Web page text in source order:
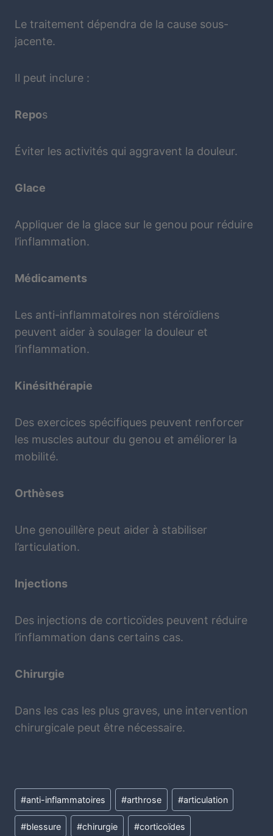
Le traitement dépendra de la cause sous-
jacente.
Il peut inclure :
Repos
Éviter les activités qui aggravent la douleur.
Glace
Appliquer de la glace sur le genou pour réduire
l’inflammation.
Médicaments
Les anti-inflammatoires non stéroïdiens
peuvent aider à soulager la douleur et
l’inflammation.
Kinésithérapie
Des exercices spécifiques peuvent renforcer
les muscles autour du genou et améliorer la
mobilité.
Orthèses
Une genouillère peut aider à stabiliser
l’articulation.
Injections
Des injections de corticoïdes peuvent réduire
l’inflammation dans certains cas.
Chirurgie
Dans les cas les plus graves, une intervention
chirurgicale peut être nécessaire.
#anti-inflammatoires #arthrose #articulation
#blessure #chirurgie #corticoïdes